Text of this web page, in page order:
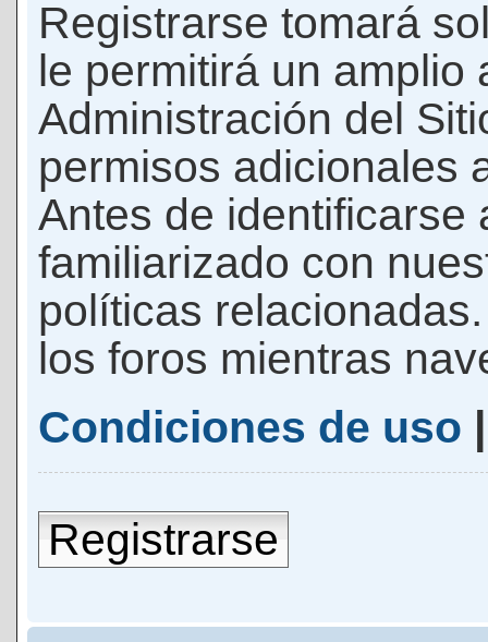
Registrarse tomará
le permitirá un amplio
Administración del
permisos adicionales
Antes de identificarse
familiarizado con
políticas
los foros mientras
Condiciones de uso
Registrarse